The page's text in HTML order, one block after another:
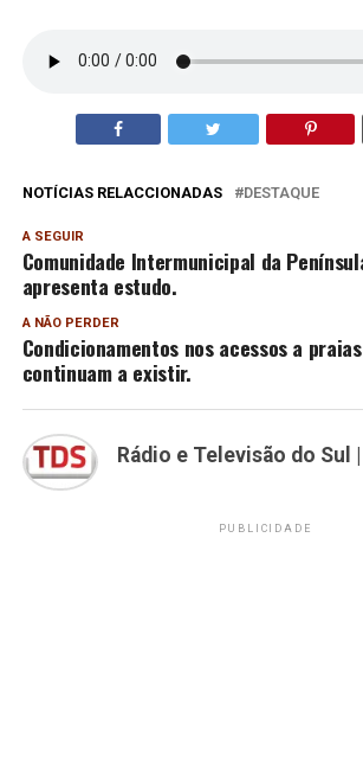
NOTÍCIAS RELACCIONADAS DESTAQUE
A SEGUIR
Comunidade Intermunicipal da
apresenta estudo.
A NÃO PERDER
Condicionamentos nos acessos a
continuam a existir.
Rádio e Televisão do Sul |
PUBLICIDADE